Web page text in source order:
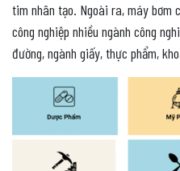
tim nhân tạo. Ngoài ra, máy bơm
công nghiệp nhiều ngành công
đường, ngành giấy, thực phẩm,